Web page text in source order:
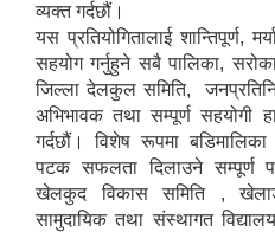
व्यक्त गर्दछौं।
यस प्रतियोगितालाई शान्तिपूर्ण,
सहयोग गर्नुहुने सबै पालिका,
जिल्ला देलकुल समिति,
अभिभावक तथा सम्पूर्ण सहयोगी
गर्दछौं। विशेष रूपमा बडिमालिका
पटक सफलता दिलाउने सम्पूर्ण
खेलकुद विकास समिति ,
सामुदायिक तथा संस्थागत